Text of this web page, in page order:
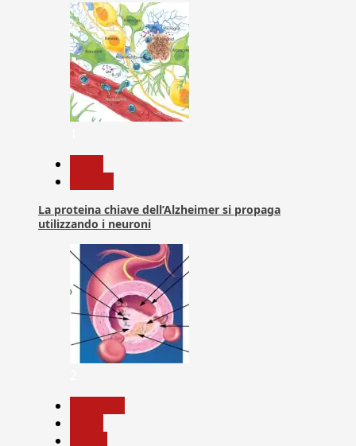
La proteina chiave dell’Alzheimer si propaga
utilizzando i neuroni